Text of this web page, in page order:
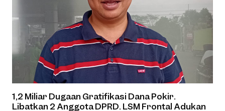
1,2 Miliar Dugaan Gratifikasi Dana Pokir.
Libatkan 2 Anggota DPRD. LSM Frontal Adukan